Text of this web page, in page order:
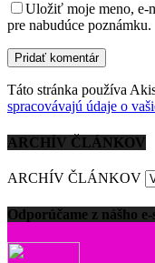
Uložiť moje meno, e-
pre nabudúce poznámku.
Táto stránka používa
spracovávajú údaje o
ARCHÍV ČLÁNKOV
ARCHÍV ČLÁNKOV
Odporúčame z nášho